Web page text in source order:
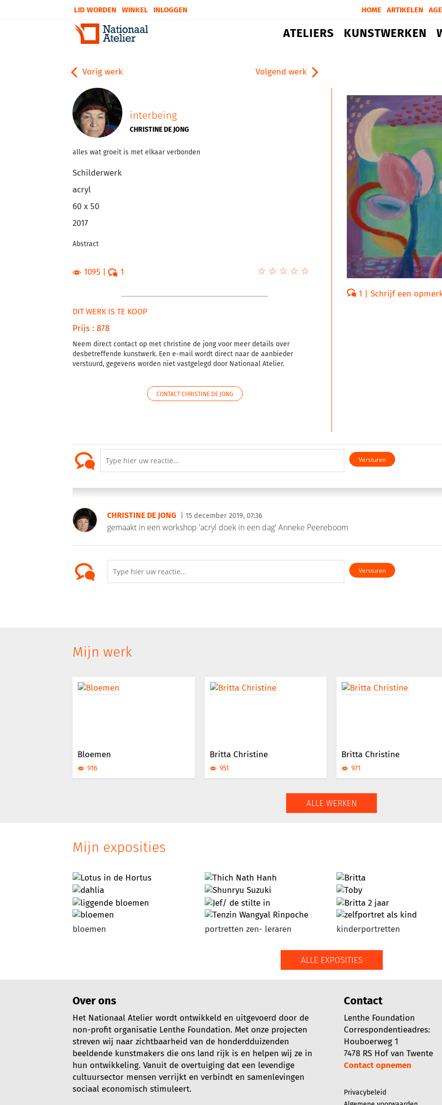
LID WORDEN WINKEL INLOGGEN HOME ARTIKELEN
ATELIERS KUNSTWERKEN
Volgend werk
Vorig werk
1 | Schrijf een
interbeing
CHRISTINE DE JONG
alles wat groeit is met elkaar verbonden
Schilderwerk
acryl
60 x 50
2017
Abstract
☆ ☆ ☆ ☆ ☆
★ ★ ★ ★ ★
1095 1
DIT WERK IS TE KOOP
Prijs : 878
Neem direct contact op met christine de jong voor meer details over
desbetreffende kunstwerk. Een e-mail wordt direct naar de aanbieder
verstuurd, gegevens worden niet vastgelegd door Nationaal Atelier.
CONTACT CHRISTINE DE JONG
Versturen
CHRISTINE DE JONG | 15 december 2019, 07:36
gemaakt in een workshop 'acryl doek in een dag' Anneke Peereboom
Versturen
Mijn werk
Bloemen
916
Britta Christine
951
Britta Christine
971
ALLE WERKEN
Mijn exposities
bloemen portretten zen- leraren kinderportretten
ALLE EXPOSITIES
Over ons
Het Nationaal Atelier wordt ontwikkeld en uitgevoerd door de
non-profit organisatie Lenthe Foundation. Met onze projecten
streven wij naar zichtbaarheid van de honderdduizenden
beeldende kunstmakers die ons land rijk is en helpen wij ze in
hun ontwikkeling. Vanuit de overtuiging dat een levendige
cultuursector mensen verrijkt en verbindt en samenlevingen
sociaal economisch stimuleert.
Contact
Lenthe Foundation
Correspondentieadres:
Houboerweg 1
7478 RS Hof van Twente
Contact opnemen
Privacybeleid